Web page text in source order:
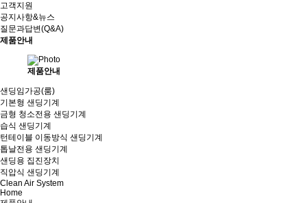
고객지원
공지사항&뉴스
질문과답변(Q&A)
제품안내
제품안내
샌딩임가공(룸)
기본형 샌딩기계
금형 청소전용 샌딩기계
습식 샌딩기계
턴테이블 이동방식 샌딩기계
톱날전용 샌딩기계
샌딩용 집진장치
직압식 샌딩기계
Clean Air System
Home